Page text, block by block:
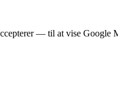
— til at vise Google